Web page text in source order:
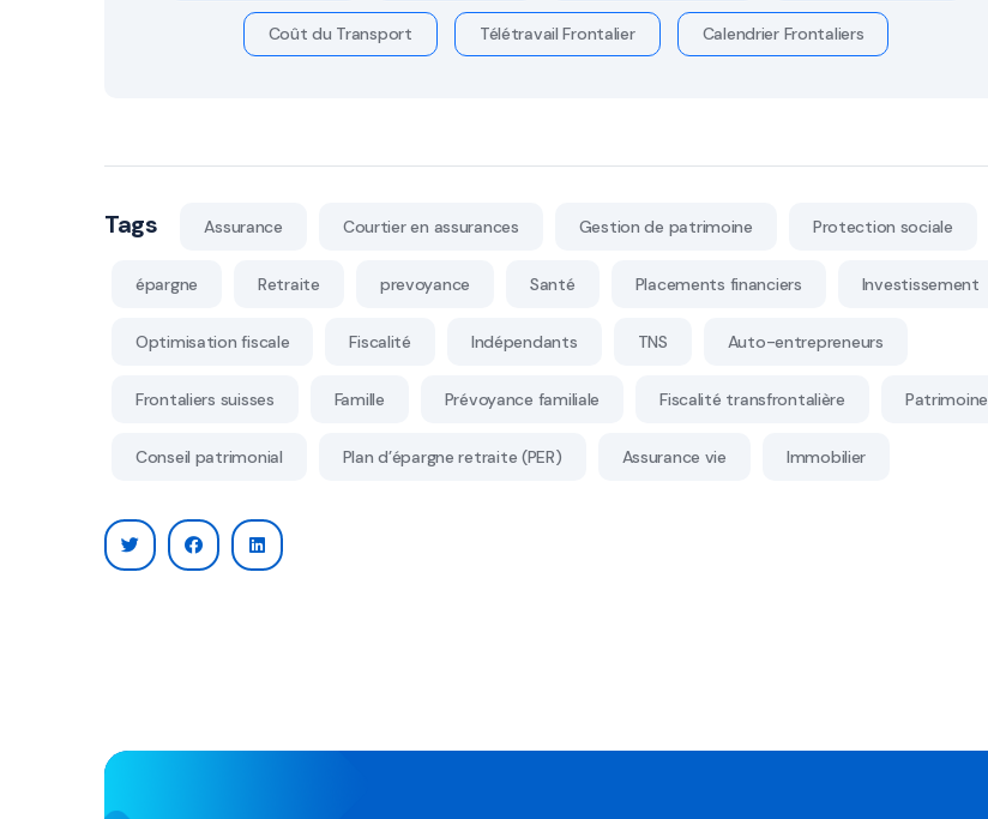
Coût du Transport Télétravail Frontalier Calendrier Frontaliers
Tags Assurance Courtier en assurances Gestion de patrimoine Protection sociale
épargne Retraite prevoyance Santé Placements financiers Investissement
Optimisation fiscale Fiscalité Indépendants TNS Auto-entrepreneurs
Frontaliers suisses Famille Prévoyance familiale Fiscalité transfrontalière Patrimoine
Conseil patrimonial Plan d’épargne retraite (PER) Assurance vie Immobilier